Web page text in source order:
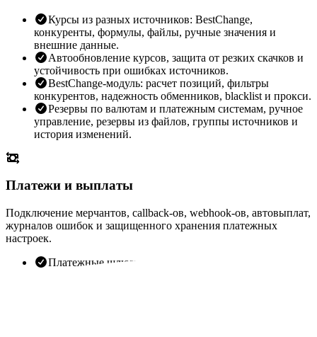
Курсы из разных источников: BestChange,
конкуренты, формулы, файлы, ручные значения и
внешние данные.
Автообновление курсов, защита от резких скачков и
устойчивость при ошибках источников.
BestChange-модуль: расчет позиций, фильтры
конкурентов, надежность обменников, blacklist и прокси.
Резервы по валютам и платежным системам, ручное
управление, резервы из файлов, группы источников и
история изменений.
Платежи и выплаты
Подключение мерчантов, callback-ов, webhook-ов, автовыплат,
журналов ошибок и защищенного хранения платежных
настроек.
Платежные шлюзы для приема средств, проверки